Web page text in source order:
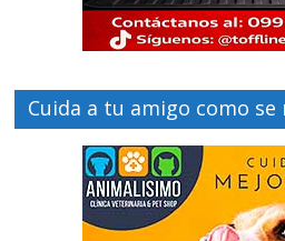
Cuida a tu amigo como se